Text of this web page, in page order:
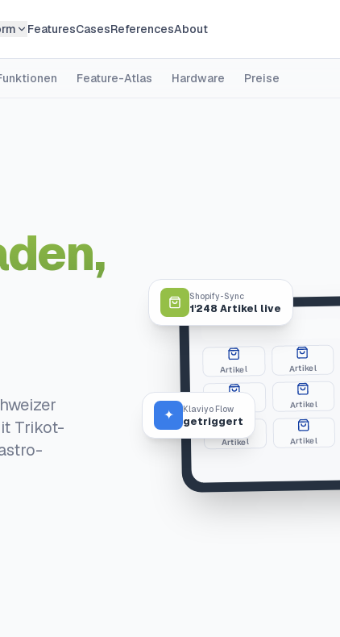
FeaturesCasesReferencesAbout
Feature-Atlas Hardware Preise
Trikot-
Artikel Artikel
Artikel Artikel
Artikel Artikel
Shopify-Sync
1'248 Artikel live
✦ Klaviyo Flow
getriggert